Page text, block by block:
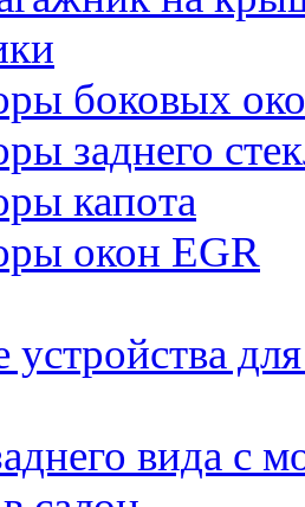
боковых
заднего
капота
окон EGR
устройства
вида с